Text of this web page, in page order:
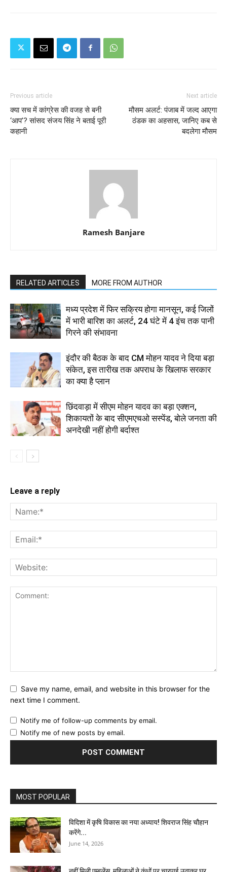
Previous article
क्या सच में कांग्रेस की वजह से बनी
‘आप’? सांसद संजय सिंह ने बताई पूरी
कहानी
Next article
मौसम अलर्ट: पंजाब में जल्द आएगा
ठंडक का अहसास, जानिए कब से
बदलेगा मौसम
Ramesh Banjare
RELATED ARTICLES MORE FROM AUTHOR
मध्य प्रदेश में फिर सक्रिय होगा मानसून, कई जिलों
में भारी बारिश का अलर्ट, 24 घंटे में 4 इंच तक पानी
गिरने की संभावना
इंदौर की बैठक के बाद CM मोहन यादव ने दिया बड़ा
संकेत, इस तारीख तक अपराध के खिलाफ सरकार
का क्या है प्लान
छिंदवाड़ा में सीएम मोहन यादव का बड़ा एक्शन,
शिकायतों के बाद सीएमएचओ सस्पेंड, बोले जनता की
अनदेखी नहीं होगी बर्दाश्त
Leave a reply
Save my name, email, and website in this browser for the
next time I comment.
Notify me of follow-up comments by email.
Notify me of new posts by email.
MOST POPULAR
विदिशा में कृषि विकास का नया अध्याय! शिवराज सिंह चौहान
करेंगे...
June 14, 2026